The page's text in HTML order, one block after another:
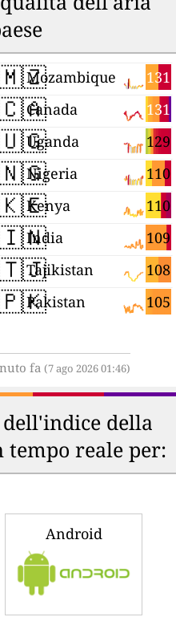
131
Mozambique
131
Canada
129
Uganda
110
Nigeria
110
Kenya
109
India
108
Tajikistan
105
Pakistan
fa (7 ago 2026 01:46)
della
reale per:
Android